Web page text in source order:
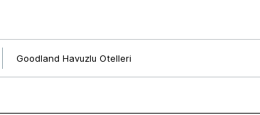
Goodland Havuzlu Otelleri